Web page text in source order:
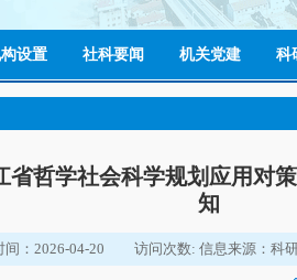
设置 社科要闻 机关党建 科
省哲学社会科学规划应用对
知
间：2026-04-20 访问次数: 信息来源：科